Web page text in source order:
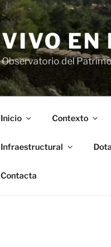
VIVO EN
Observatorio del
Inicio Contexto
Infraestructural
Contacta